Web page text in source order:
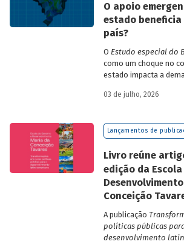
O apoio
estado
país?
O Estudo especial do
como um choque no
estado impacta a
Grande do Sul.
03 de julho, 2026
Lançamentos de
Livro reúne
edição da
Conceição
A publicação
políticas públicas
desenvolvimento